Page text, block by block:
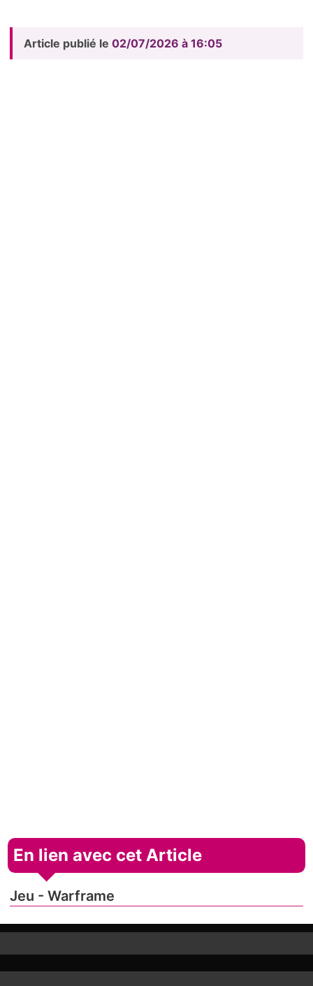
Article publié le 02/07/2026 à 16:05
En lien avec cet Article
Jeu - Warframe